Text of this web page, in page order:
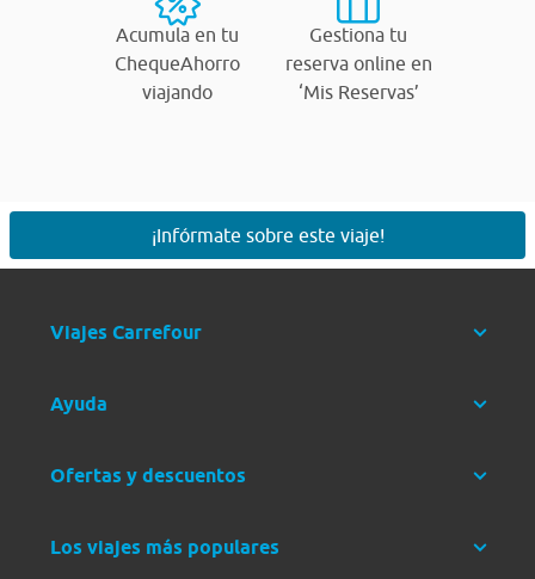
Acumula en tu
ChequeAhorro
viajando
Gestiona tu
reserva online en
‘Mis Reservas’
¡Infórmate sobre este viaje!
Viajes Carrefour
Ayuda
Ofertas y descuentos
Los viajes más populares